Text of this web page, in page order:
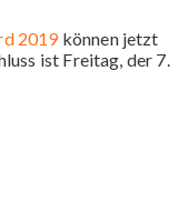
2019können jetzt
ist Freitag, der 7.